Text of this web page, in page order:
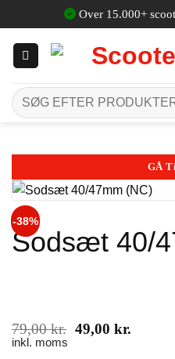
til
indhold
Over 15.000+
Søg
efter:
GÅ
-38%
Sodsæt 40/
79,00kr. Den
49,00 kr.Den
inkl. moms